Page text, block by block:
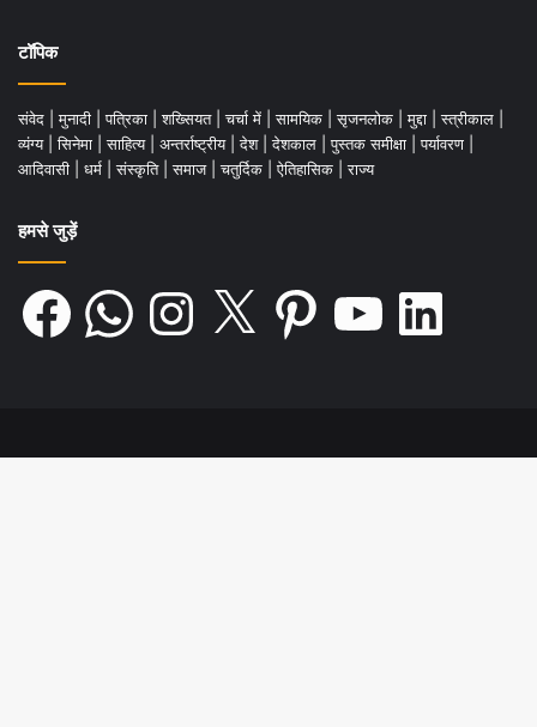
टॉपिक
संवेद मुनादी पत्रिका शख्सियत चर्चा में सामयिक सृजनलोक मुद्दा स्त्रीकाल
व्यंग्य
सिनेमा साहित्य अन्तर्राष्ट्रीय देश देशकाल पुस्तक समीक्षा पर्यावरण
आदिवासी
धर्म संस्कृति समाज चतुर्दिक ऐतिहासिक राज्य
हमसे जुड़ें
Facebook WhatsAppInstagram Pinterest LinkedIn